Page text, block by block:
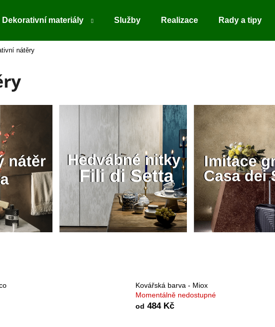
Dekorativní materiály Služby Realizace Rady a tipy
nátěry
Kovářská barva - Miox
Momentálně nedostupné
od 484 Kč
Doporučujeme
BENÁTSKÝ ŠTUK - BÉŽOVÝ ODSTÍN